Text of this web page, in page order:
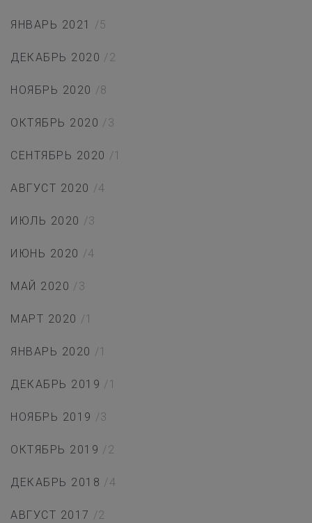
ЯНВАРЬ 2021 /5
ДЕКАБРЬ 2020 /2
НОЯБРЬ 2020 /8
ОКТЯБРЬ 2020 /3
СЕНТЯБРЬ 2020 /1
АВГУСТ 2020 /4
ИЮЛЬ 2020 /3
ИЮНЬ 2020 /4
МАЙ 2020 /3
МАРТ 2020 /1
ЯНВАРЬ 2020 /1
ДЕКАБРЬ 2019 /1
НОЯБРЬ 2019 /3
ОКТЯБРЬ 2019 /2
ДЕКАБРЬ 2018 /4
АВГУСТ 2017 /2